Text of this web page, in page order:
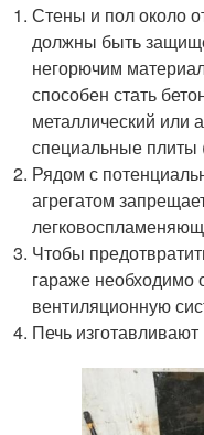
Стены и пол около
должны быть
негорючим
способен стать
металлический или
специальные плиты
Рядом с
агрегатом
Чтобы
гараже необходимо
вентиляционную
Печь